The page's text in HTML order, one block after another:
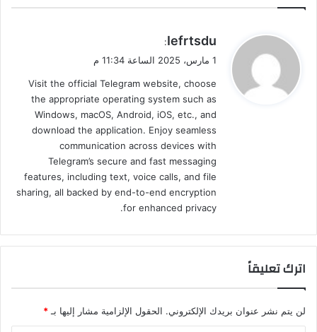
ي
ل
Iefrtsdu
:
1 مارس، 2025 الساعة 11:34 م
Visit the official Telegram website, choose
the appropriate operating system such as
Windows, macOS, Android, iOS, etc., and
download the application. Enjoy seamless
communication across devices with
Telegram’s secure and fast messaging
features, including text, voice calls, and file
sharing, all backed by end-to-end encryption
for enhanced privacy.
اترك تعليقاً
لن يتم نشر عنوان بريدك الإلكتروني. الحقول الإلزامية مشار إليها بـ *